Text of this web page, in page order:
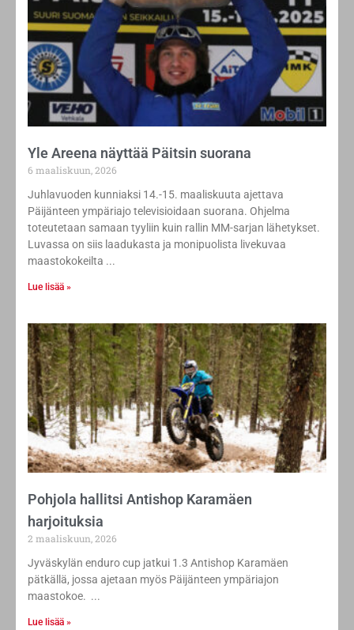
Yle Areena näyttää Päitsin suorana
6 maaliskuun, 2026
Juhlavuoden kunniaksi 14.-15. maaliskuuta ajettava
Päijänteen ympäriajo televisioidaan suorana. Ohjelma
toteutetaan samaan tyyliin kuin rallin MM-sarjan lähetykset.
Luvassa on siis laadukasta ja monipuolista livekuvaa
maastokokeilta
Lue lisää »
Pohjola hallitsi Antishop Karamäen
harjoituksia
2 maaliskuun, 2026
Jyväskylän enduro cup jatkui 1.3 Antishop Karamäen
pätkällä, jossa ajetaan myös Päijänteen ympäriajon
maastokoe.
Lue lisää »